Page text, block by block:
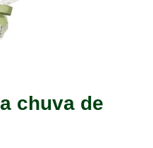
chuva de